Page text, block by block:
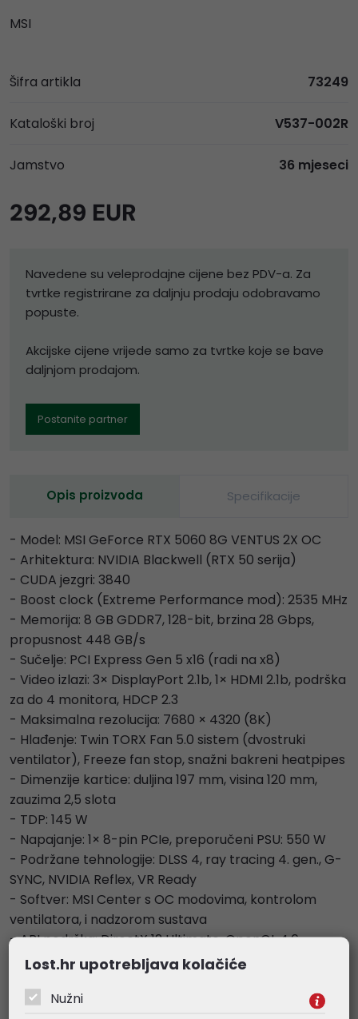
MSI
Šifra artikla 73249
Kataloški broj V537-002R
Jamstvo 36 mjeseci
292,89 EUR
Navedene su veleprodajne cijene bez PDV-a. Za
tvrtke registrirane za daljnju prodaju odobravamo
popuste.
Akcijske cijene vrijede samo za tvrtke koje se bave
daljnjom prodajom.
Postanite partner
Opis proizvoda Specifikacije
- Model: MSI GeForce RTX 5060 8G VENTUS 2X OC
- Arhitektura: NVIDIA Blackwell (RTX 50 serija)
- CUDA jezgri: 3840
- Boost clock (Extreme Performance mod): 2535 MHz
- Memorija: 8 GB GDDR7, 128-bit, brzina 28 Gbps,
propusnost 448 GB/s
- Sučelje: PCI Express Gen 5 x16 (radi na x8)
- Video izlazi: 3× DisplayPort 2.1b, 1× HDMI 2.1b, podrška
za do 4 monitora, HDCP 2.3
- Maksimalna rezolucija: 7680 × 4320 (8K)
- Hlađenje: Twin TORX Fan 5.0 sistem (dvostruki
ventilator), Freeze fan stop, snažni bakreni heatpipes
- Dimenzije kartice: duljina 197 mm, visina 120 mm,
zauzima 2,5 slota
- TDP: 145 W
- Napajanje: 1× 8-pin PCIe, preporučeni PSU: 550 W
- Podržane tehnologije: DLSS 4, ray tracing 4. gen., G-
SYNC, NVIDIA Reflex, VR Ready
- Softver: MSI Center s OC modovima, kontrolom
ventilatora, i nadzorom sustava
- API podrška: DirectX 12 Ultimate, OpenGL 4.6
- Jamstvo: standardno MSI, obično 3 godine
Lost.hr upotrebljava kolačiće
Nužni